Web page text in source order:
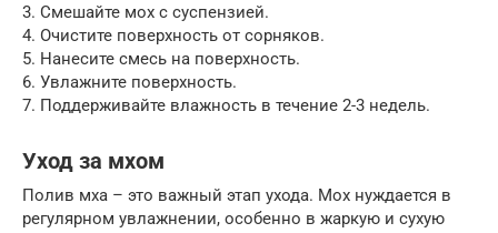
3. Смешайте мох с суспензией.
4. Очистите поверхность от сорняков.
5. Нанесите смесь на поверхность.
6. Увлажните поверхность.
7. Поддерживайте влажность в течение 2-3 недель.
Уход за мхом
Полив мха – это важный этап ухода. Мох нуждается в
регулярном увлажнении, особенно в жаркую и сухую